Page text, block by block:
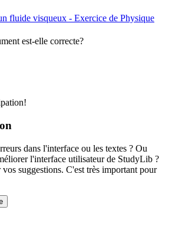
fluide visqueux - Exercice de Physique
est-elle correcte?
dans l'interface ou les textes ? Ou
l'interface utilisateur de StudyLib ?
suggestions. C'est très important pour